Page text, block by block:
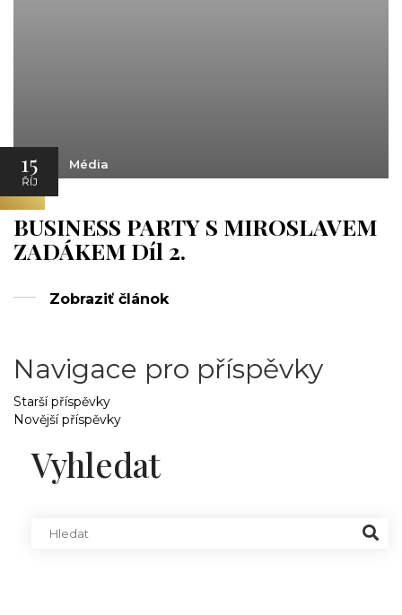
15
ŘÍJ
Média
BUSINESS PARTY S MIROSLAVEM
ZADÁKEM Díl 2.
Zobraziť článok
Navigace pro příspěvky
Starší příspěvky
Novější příspěvky
Vyhledat